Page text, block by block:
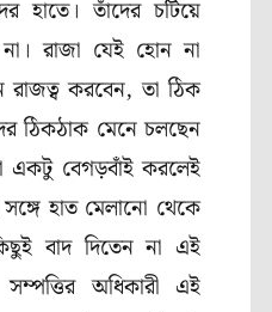
হাতে। তাঁদের চটিয়ে
রাজা যেই হোন না
করবেন, তা ঠিক
ঠিকঠাক মেনে চলছেন
একটু বেগড়বাঁই করলেই
হাত মেলানো থেকে
বাদ দিতেন না এই
অধিকারী এই